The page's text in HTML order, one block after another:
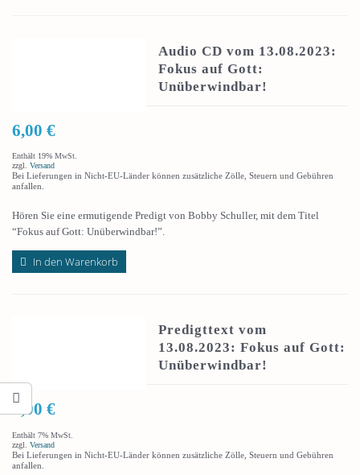
Audio CD vom 13.08.2023:
Fokus auf Gott:
Unüberwindbar!
6,00 €
Enthält 19% MwSt.
zzgl. Versand
Bei Lieferungen in Nicht-EU-Länder können zusätzliche Zölle, Steuern und Gebühren
anfallen.
Hören Sie eine ermutigende Predigt von Bobby Schuller, mit dem Titel
“Fokus auf Gott: Unüberwindbar!”.
In den Warenkorb
Predigttext vom
13.08.2023: Fokus auf Gott:
Unüberwindbar!
3,00 €
Enthält 7% MwSt.
zzgl. Versand
Bei Lieferungen in Nicht-EU-Länder können zusätzliche Zölle, Steuern und Gebühren
anfallen.